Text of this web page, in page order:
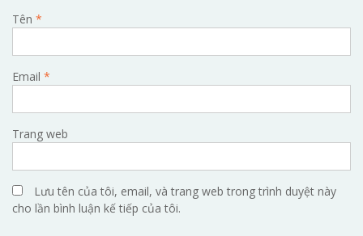
Tên *
Email *
Trang web
Lưu tên của tôi, email, và trang web trong trình duyệt này
cho lần bình luận kế tiếp của tôi.